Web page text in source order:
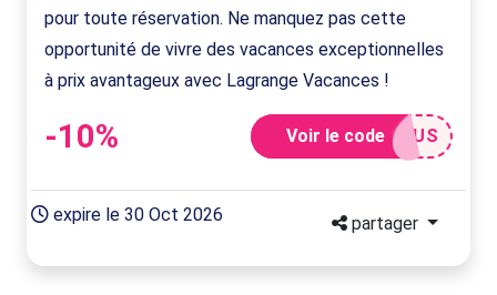
pour toute réservation. Ne manquez pas cette
opportunité de vivre des vacances exceptionnelles
à prix avantageux avec Lagrange Vacances !
-10% Voir le code NUS
expire le 30 Oct 2026 partager